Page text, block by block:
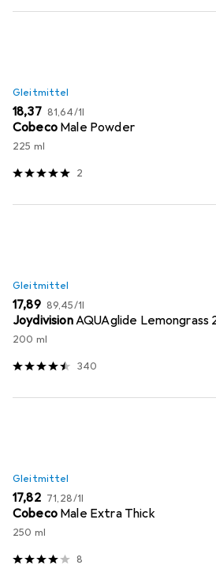
Gleitmittel
EUR
18,37 EUR
81,64/1l
Cobeco Male Powder
225 ml
2
Gleitmittel
EUR
17,89 EUR
89,45/1l
JoydivisionAQUAglide Lemongrass
200 ml
340
Gleitmittel
EUR
17,82 EUR
71,28/1l
Cobeco Male Extra Thick
250 ml
8